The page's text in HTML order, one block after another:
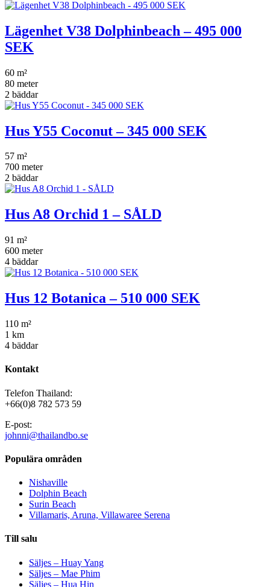
Lägenhet V38 Dolphinbeach – 495 000
SEK
60 m²
80 meter
2 bäddar
Hus Y55 Coconut – 345 000 SEK
57 m²
700 meter
2 bäddar
Hus A8 Orchid 1 – SÅLD
91 m²
600 meter
4 bäddar
Hus 12 Botanica – 510 000 SEK
110 m²
1 km
4 bäddar
Kontakt
Telefon Thailand:
+66(0)8 782 573 59
E-post:
johnni@thailandbo.se
Populära områden
Nishaville
Dolphin Beach
Surin Beach
Villamaris, Aruna, Villawaree Serena
Till salu
Säljes – Huay Yang
Säljes – Mae Phim
Säljes – Hua Hin